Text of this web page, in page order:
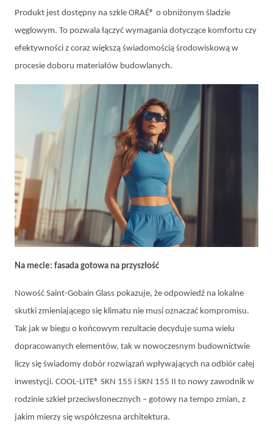
Produkt jest dostępny na szkle ORAÉ® o obniżonym śladzie
węglowym. To pozwala łączyć wymagania dotyczące komfortu czy
efektywności z coraz większą świadomością środowiskową w
procesie doboru materiałów budowlanych.
Na mecie: fasada gotowa na przyszłość
Nowość Saint-Gobain Glass pokazuje, że odpowiedź na lokalne
skutki zmieniającego się klimatu nie musi oznaczać kompromisu.
Tak jak w biegu o końcowym rezultacie decyduje suma wielu
dopracowanych elementów, tak w nowoczesnym budownictwie
liczy się świadomy dobór rozwiązań wpływających na odbiór całej
inwestycji. COOL-LITE® SKN 155 i SKN 155 II to nowy zawodnik w
rodzinie szkieł przeciwsłonecznych – gotowy na tempo zmian, z
jakim mierzy się współczesna architektura.